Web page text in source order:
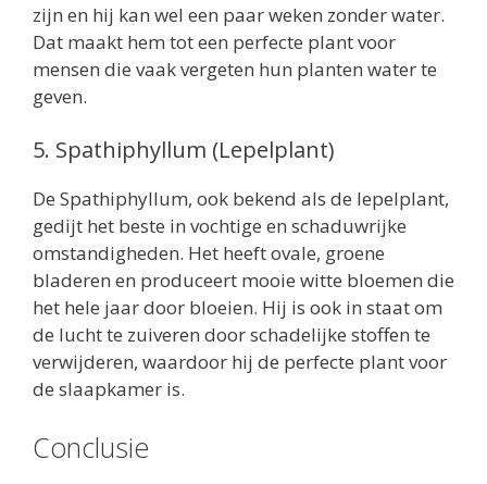
zijn en hij kan wel een paar weken zonder water.
Dat maakt hem tot een perfecte plant voor
mensen die vaak vergeten hun planten water te
geven.
5. Spathiphyllum (Lepelplant)
De Spathiphyllum, ook bekend als de lepelplant,
gedijt het beste in vochtige en schaduwrijke
omstandigheden. Het heeft ovale, groene
bladeren en produceert mooie witte bloemen die
het hele jaar door bloeien. Hij is ook in staat om
de lucht te zuiveren door schadelijke stoffen te
verwijderen, waardoor hij de perfecte plant voor
de slaapkamer is.
Conclusie